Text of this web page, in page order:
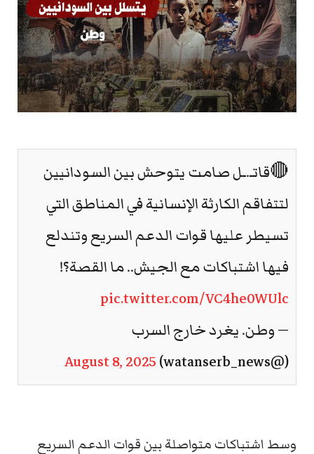
🔴قاتـ.ـل صامت يتوحش بين السودانيين
لتتفاقم الكارثة الإنسانية في المناطق التي
تسيطر عليها قوات الدعم السريع وتندلع
فيها اشتباكات مع الجيش.. ما القصة؟!
pic.twitter.com/VC4he0WUlc
— وطن. يغرد خارج السرب
(@watanserb_news)
August 8, 2025
وسط اشتباكات متواصلة بين قوات الدعم السريع